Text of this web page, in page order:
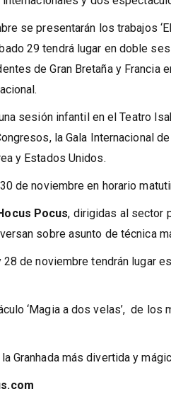
donde se presentarán
y dos
se presentarán los trabajos
29 tendrá lugar en doble
de Gran Bretaña y Francia
sesión infantil en el Teatro
la Gala Internacional
y Estados Unidos.
de noviembre en horario
Pocus , dirigidas al sector
sobre asunto de técnica
de noviembre tendrán lugar
‘Magia a dos velas’,
Granhada más divertida y